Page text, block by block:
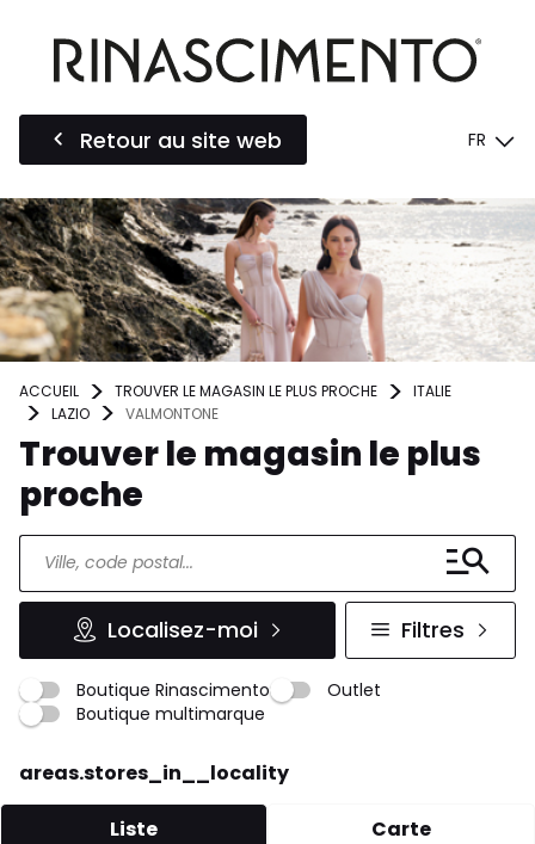
Retour au site web FR
ACCUEIL TROUVER LE MAGASIN LE PLUS PROCHE
ITALIE
LAZIO
VALMONTONE
Trouver le magasin le plus
proche
Localisez-moi Filtres
Boutique Rinascimento
Outlet
Boutique multimarque
areas.stores_in__locality
Liste Carte